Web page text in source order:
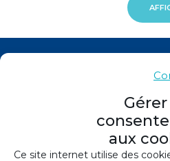
aux
Ce site internet utilise des
Mentions légales